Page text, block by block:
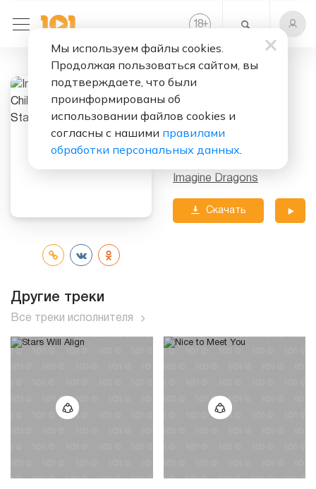
18+
Children Of The
Sky (A Starfield
Song)
Imagine Dragons
Скачать
Другие треки
Все треки исполнителя
Мы используем файлы cookies.
Продолжая пользоваться сайтом, вы
подтверждаете, что были
проинформированы об
использовании файлов cookies и
согласны с нашими правилами
обработки персональных данных.